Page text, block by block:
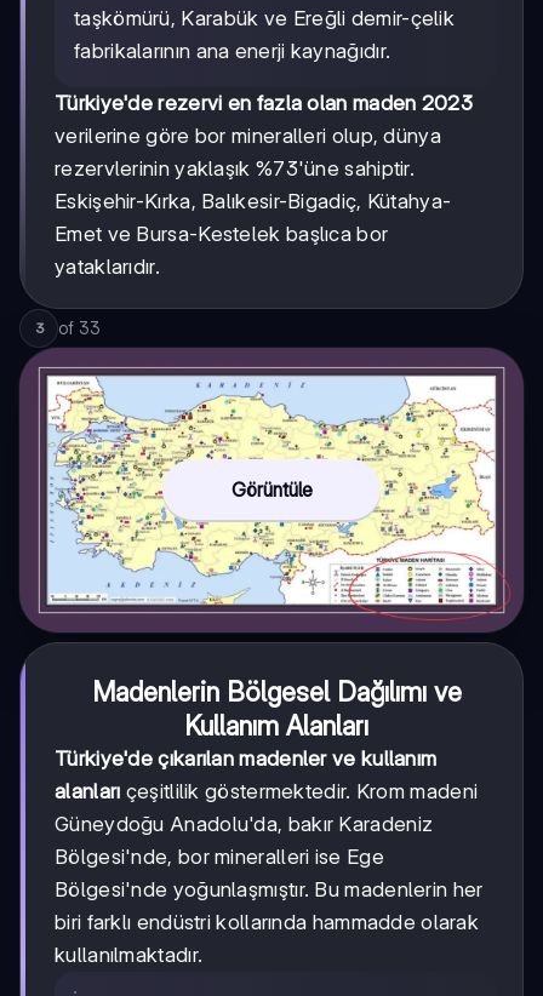
taşkömürü, Karabük ve Ereğli demir-çelik
fabrikalarının ana enerji kaynağıdır.
Türkiye'de rezervi en fazla olan maden 2023
verilerine göre bor mineralleri olup, dünya
rezervlerinin yaklaşık %73'üne sahiptir.
Eskişehir-Kırka, Balıkesir-Bigadiç, Kütahya-
Emet ve Bursa-Kestelek başlıca bor
yataklarıdır.
3 of 33
Görüntüle
Madenlerin Bölgesel Dağılımı ve
Kullanım Alanları
Türkiye'de çıkarılan madenler ve kullanım
alanları çeşitlilik göstermektedir. Krom madeni
Güneydoğu Anadolu'da, bakır Karadeniz
Bölgesi'nde, bor mineralleri ise Ege
Bölgesi'nde yoğunlaşmıştır. Bu madenlerin her
biri farklı endüstri kollarında hammadde olarak
kullanılmaktadır.